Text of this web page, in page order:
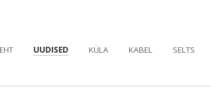
UUDISED KÜLA KABEL SELTS